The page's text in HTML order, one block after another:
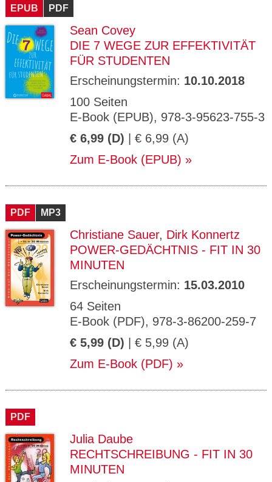
EPUB PDF
Sean Covey
DIE 7 WEGE ZUR EFFEKTIVITÄT
FÜR STUDENTEN
Erscheinungstermin: 10.10.2018
100 Seiten
E-Book (EPUB), 978-3-95623-755-3
€ 6,99 (D) | € 6,99 (A)
Zum E-Book (EPUB)
PDF MP3
Christiane Sauer, Dirk Konnertz
POWER-GEDÄCHTNIS - FIT IN 30
MINUTEN
Erscheinungstermin: 15.03.2010
64 Seiten
E-Book (PDF), 978-3-86200-259-7
€ 5,99 (D) | € 5,99 (A)
Zum E-Book (PDF)
PDF
Julia Daube
RECHTSCHREIBUNG - FIT IN 30
MINUTEN